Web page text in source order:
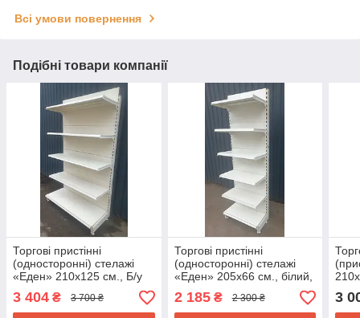
Всі умови повернення
Подібні товари компанії
Торгові пристінні
(односторонні) стелажі
«Еден» 210х125 см., Б/у
3 404 ₴ 3 700 ₴
Торгові пристінні
(односторонні) стелажі
«Еден» 205х66 см., білий,
Б/у
2 185₴ 2 300 ₴ 3